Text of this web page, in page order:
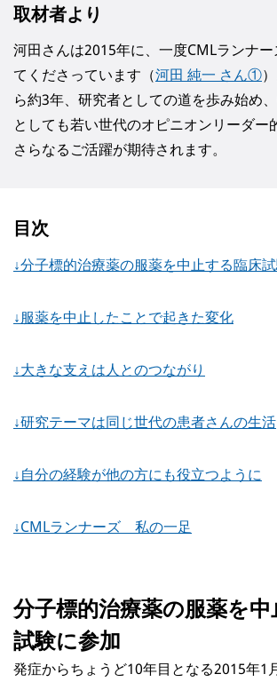
取材者より
河田さんは2015年に、一度CMLランナ
てくださっています（河田 純一 さん①
ら約3年、研究者としての道を歩み始め
としても若い世代のオピニオンリーダー
さらなるご活躍が期待されます。
目次
↓分子標的治療薬の服薬を中止する臨床
↓服薬を中止したことで起きた変化
↓大きな支えは人とのつながり
↓研究テーマは同じ世代の患者さんの生活
↓自分の経験が他の方にも役立つように
↓CMLランナーズ 私の一足
分子標的治療薬の服薬を
試験に参加
発症からちょうど10年目となる2015年1